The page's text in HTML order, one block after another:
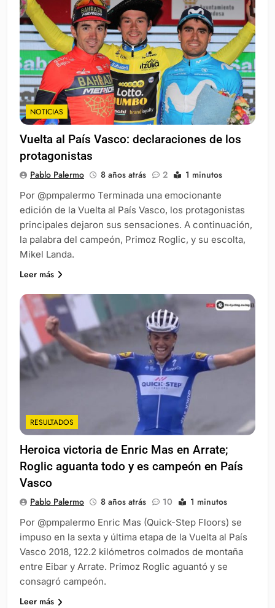
NOTICIAS
Vuelta al País Vasco: declaraciones de los
protagonistas
Pablo Palermo 8 años atrás 2 1 minutos
Por @pmpalermo Terminada una emocionante
edición de la Vuelta al País Vasco, los protagonistas
principales dejaron sus sensaciones. A continuación,
la palabra del campeón, Primoz Roglic, y su escolta,
Mikel Landa.
Leer más
RESULTADOS
Heroica victoria de Enric Mas en Arrate;
Roglic aguanta todo y es campeón en País
Vasco
Pablo Palermo 8 años atrás 10 1 minutos
Por @pmpalermo Enric Mas (Quick-Step Floors) se
impuso en la sexta y última etapa de la Vuelta al País
Vasco 2018, 122.2 kilómetros colmados de montaña
entre Eibar y Arrate. Primoz Roglic aguantó y se
consagró campeón.
Leer más